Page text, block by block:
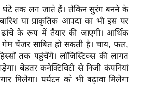
घंटे तक लग जाते हैं। लेकिन सुरंग बनने के
या प्राकृतिक आपदा का भी इस पर
ढांचे के रूप में तैयार की जाएगी। आर्थिक
चेंजर साबित हो सकती है। चाय, फल,
तक पहुंचेंगे। लॉजिस्टिक्स की लागत
बेहतर कनेक्टिविटी से निजी कंपनियां
मिलेगा। पर्यटन को भी बढ़ावा मिलेगा